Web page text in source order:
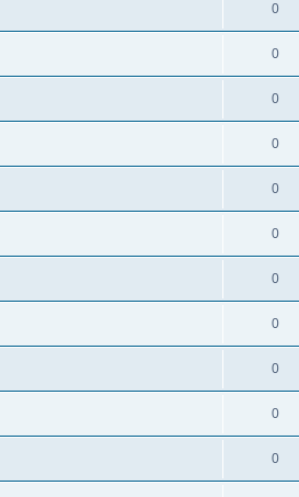
0
0
0
0
0
0
0
0
0
0
0